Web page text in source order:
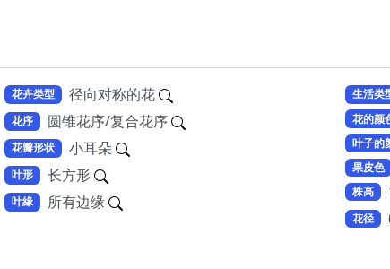
花卉类型 径向对称的花
花序 圆锥花序/复合花序
花瓣形状 小耳朵
叶形 长方形
叶緣 所有边缘
生活类
花的颜
叶子的
果皮色
株高
花径